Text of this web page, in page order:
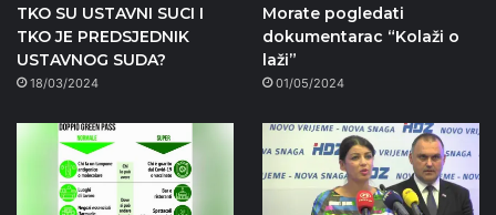
TKO SU USTAVNI SUCI I
TKO JE PREDSJEDNIK
USTAVNOG SUDA?
18/03/2024
Morate pogledati
dokumentarac “Kolaži o
laži”
01/05/2024